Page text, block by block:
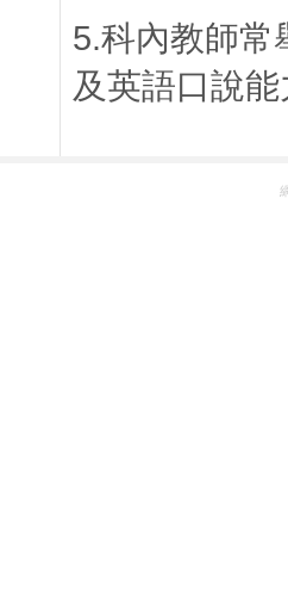
5.科內教師常
及英語口說